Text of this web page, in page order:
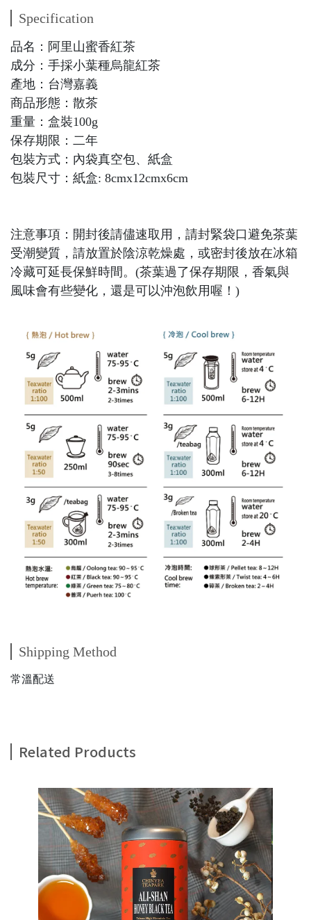
Specification
品名：阿里山蜜香紅茶
成分：手採小葉種烏龍紅茶
產地：台灣嘉義
商品形態：散茶
重量：盒裝100g
保存期限：二年
包裝方式：內袋真空包、紙盒
包裝尺寸：紙盒: 8cmx12cmx6cm
注意事項：開封後請儘速取用，請封緊袋口避免茶葉
受潮變質，請放置於陰涼乾燥處，或密封後放在冰箱
冷藏可延長保鮮時間。(茶葉過了保存期限，香氣與
風味會有些變化，還是可以沖泡飲用喔！)
Shipping Method
常溫配送
Related Products